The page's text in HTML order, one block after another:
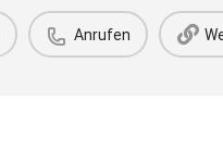
Anrufen